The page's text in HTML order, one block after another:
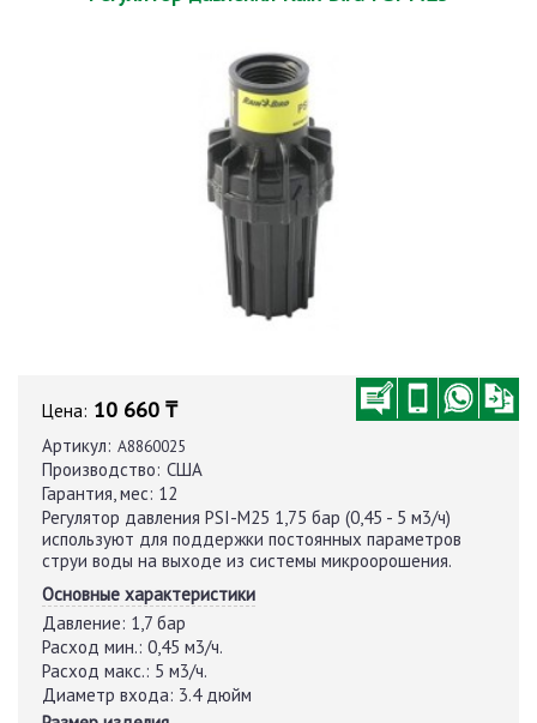
Цена: 10 660 ₸
Артикул: A8860025
Производство: США
Гарантия, мес: 12
Регулятор давления PSI-M25 1,75 бар (0,45 - 5 м3/ч)
используют для поддержки постоянных параметров
струи воды на выходе из системы микроорошения.
Основные характеристики
Давление: 1,7 бар
Расход мин.: 0,45 м3/ч.
Расход макс.: 5 м3/ч.
Диаметр входа: 3.4 дюйм